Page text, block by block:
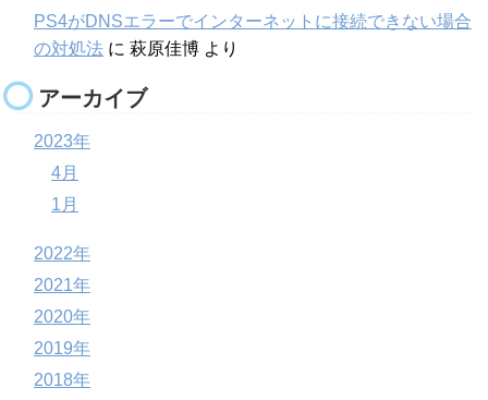
PS4がDNSエラーでインターネットに接続できない場合
の対処法 に 萩原佳博 より
アーカイブ
2023年
4月
1月
2022年
2021年
2020年
2019年
2018年